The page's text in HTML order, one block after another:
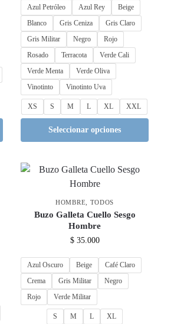
Azul Petróleo
Azul Rey
Beige
Blanco
Gris Ceniza
Gris Claro
Gris Militar
Negro
Rojo
Rosado
Terracota
Verde Cali
Verde Menta
Verde Oliva
Vinotinto
Vinotinto Uva
XS S M L XL XXL
Seleccionar opciones
HOMBRE TODOS
Buzo Galleta Cuello Sesgo
Hombre
$35.000
Azul Oscuro Beige
Café Claro
Crema
Gris Militar
Negro
Rojo
Verde Militar
S M L XL